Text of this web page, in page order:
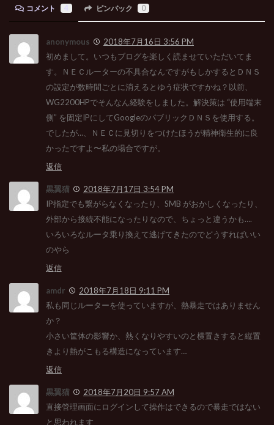
コメント ピンバック 0
anonymous
2018年7月16日 3:56 PM
初めまして。いつもブログを楽しく読ませていただいてま
す。ＮＥＣルーターの不具合なんですがもしかするとＤＮＳ
の設定が数時間ごとに消えるとゆう症状ですかね？以前、
WG2200HPでそんなん経験をしました。解決策は “使用端末
側” を固定IPにしてGoogleのパブリックＤＮＳを使用する。
でしたが…、ＮＥＣに見切りをつけたほうが精神衛生的に良
かったですよ〜私の場合ですが。
返信
黒翼猫
2018年7月17日 3:54 PM
IP指定でも繋がらなくなったり、SMB がおかしくなったり、
外部から接続不能になったりなので、ちょっと違うかも….
いろいろなルータ乗り換えて逃げてきたのでどうすればいい
のやら
返信
amdr
2018年7月18日 9:11 PM
私も同じルーターを使っていますが、熱暴走ではありません
か？
小さい筐体の影響か、熱くなりやすいのと横置きすると縦置
きより熱がこもる構造になっています…
返信
黒翼猫
2018年7月20日 9:57 AM
直接管理画面にログインして操作はできるので暴走ではない
と思われます